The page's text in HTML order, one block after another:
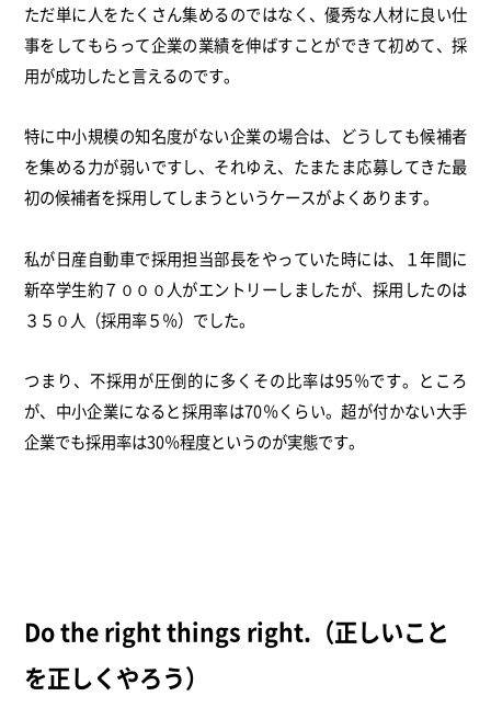
ただ単に人をたくさん集めるのではなく、優秀な人材に良い仕
事をしてもらって企業の業績を伸ばすことができて初めて、採
用が成功したと言えるのです。
特に中小規模の知名度がない企業の場合は、どうしても候補者
を集める力が弱いですし、それゆえ、たまたま応募してきた最
初の候補者を採用してしまうというケースがよくあります。
私が日産自動車で採用担当部長をやっていた時には、１年間に
新卒学生約７０００人がエントリーしましたが、採用したのは
３５０人（採用率５％）でした。
つまり、不採用が圧倒的に多くその比率は95％です。ところ
が、中小企業になると採用率は70％くらい。超が付かない大手
企業でも採用率は30％程度というのが実態です。
Do the right things right.（正しいこと
を正しくやろう）